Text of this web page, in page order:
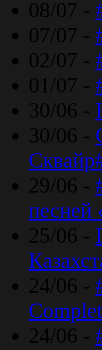
08/07 -
07/07 -
02/07 -
01/07 -
30/06 -
30/06 -
29/06 -
25/06 -
24/06 -
24/06 -